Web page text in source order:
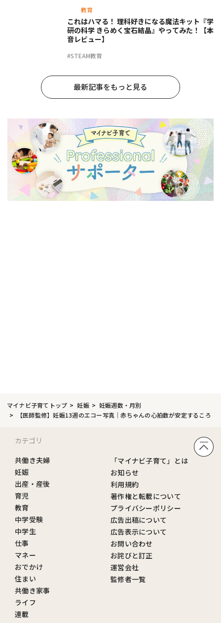
教育
#STEAM教育
これはハマる！ 理科好きになる魔法キット『学
研の科学 きらめく宝石結晶』やってみた！【本
音レビュー】
最新記事をもっと見る
マイナビ子育てトップ 妊娠
妊娠週数・月別
【医師監修】妊娠13週のエコー写真｜赤ちゃんの心拍数が安定するころ
カテゴリ
共働き夫婦
妊娠
出産・産後
育児
教育
中学受験
中学生
仕事
マネー
おでかけ
住まい
共働き家事
ライフ
連載
「マイナビ子育て」とは
お知らせ
利用規約
著作権と転載について
プライバシーポリシー
広告出稿について
広告表示について
お問い合わせ
お詫びと訂正
運営会社
監修者一覧